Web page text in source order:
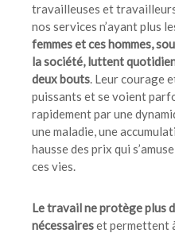
travailleuses et
nos services n’ayant plus
femmes et ces hommes,
la société, luttent
deux bouts. Leur courage
puissants et se voient
rapidement par une
une maladie, une
hausse des prix qui
ces vies.
Le travail ne protège plus
nécessaireset permettent